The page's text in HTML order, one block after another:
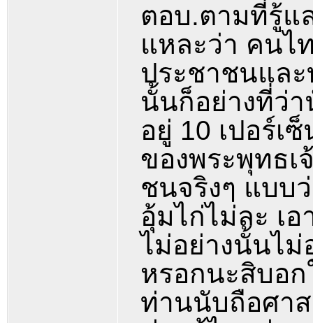
ตอบ.ตามที่รู้แ
แหละว่า คนไ
ประชาชนและ
นั้นก็อย่างที่ว่า
อยู่ 10 เปอร์เ
ของพระพุทธเ
ชนจริงๆ แบบ
อุ้มไก่ไม่ละ เ
ไม่อย่างนั้นไม่
หรอกนะสิบอก
ท่านนับถือศา